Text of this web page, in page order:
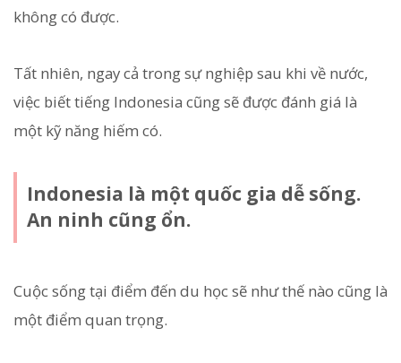
không có được.
Tất nhiên, ngay cả trong sự nghiệp sau khi về nước,
việc biết tiếng Indonesia cũng sẽ được đánh giá là
một kỹ năng hiếm có.
Indonesia là một quốc gia dễ sống.
An ninh cũng ổn.
Cuộc sống tại điểm đến du học sẽ như thế nào cũng là
một điểm quan trọng.